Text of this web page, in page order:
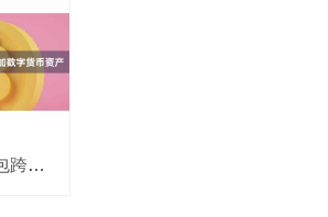
用户可以麦子钱包跨链钱包选择添加数字货币资产